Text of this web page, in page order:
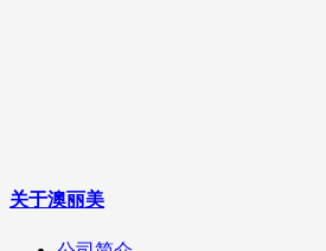
关于澳丽美